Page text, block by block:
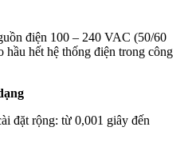
điện 100 – 240 VAC (50/60
hầu hết hệ thống điện trong công
đặt rộng: từ 0,001 giây đến